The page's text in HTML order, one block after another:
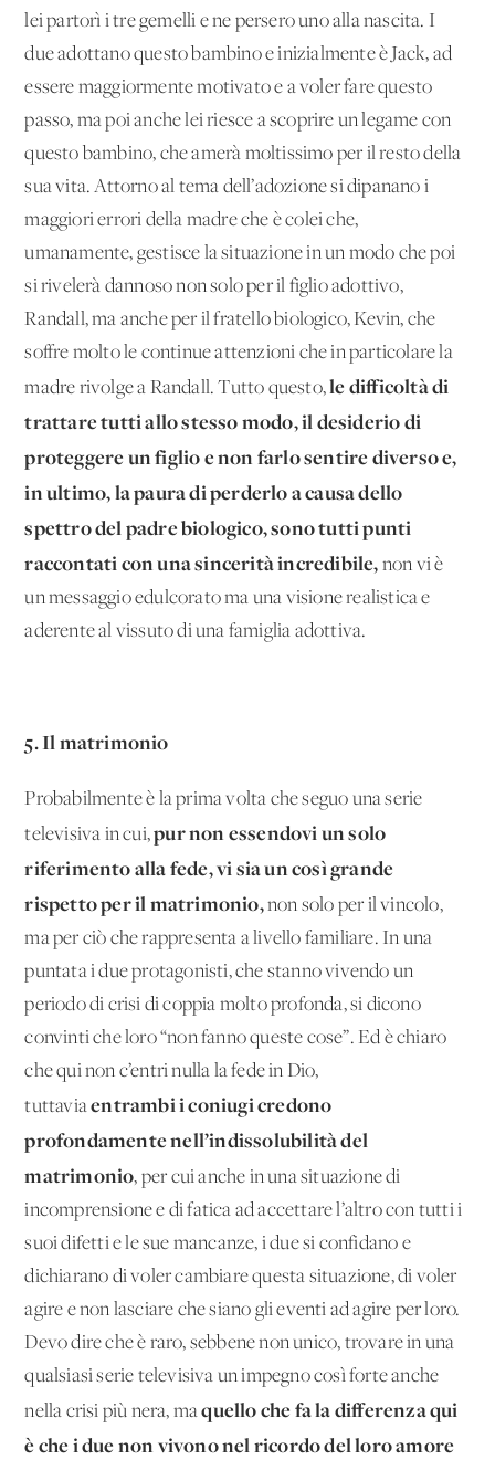
lei partorì i tre gemelli e ne persero uno alla nascita. I
due adottano questo bambino e inizialmente è Jack, ad
essere maggiormente motivato e a voler fare questo
passo, ma poi anche lei riesce a scoprire un legame con
questo bambino, che amerà moltissimo per il resto della
sua vita. Attorno al tema dell’adozione si dipanano i
maggiori errori della madre che è colei che,
umanamente, gestisce la situazione in un modo che poi
si rivelerà dannoso non solo per il figlio adottivo,
Randall, ma anche per il fratello biologico, Kevin, che
soffre molto le continue attenzioni che in particolare la
madre rivolge a Randall. Tutto questo,le difficoltà di
trattare tutti allo stesso modo, il desiderio di
proteggere un figlio e non farlo sentire diverso e,
in ultimo, la paura di perderlo a causa dello
spettro del padre biologico, sono tutti punti
raccontati con una sincerità incredibile, non vi è
un messaggio edulcorato ma una visione realistica e
aderente al vissuto di una famiglia adottiva.
5. Il matrimonio
Probabilmente è la prima volta che seguo una serie
televisiva in cui,pur non essendovi un solo
riferimento alla fede, vi sia un così grande
rispetto per il matrimonio,non solo per il vincolo,
ma per ciò che rappresenta a livello familiare. In una
puntata i due protagonisti, che stanno vivendo un
periodo di crisi di coppia molto profonda, si dicono
convinti che loro “non fanno queste cose”. Ed è chiaro
che qui non c’entri nulla la fede in Dio,
tuttaviaentrambi i coniugi credono
profondamente nell’indissolubilità del
matrimonio, per cui anche in una situazione di
incomprensione e di fatica ad accettare l’altro con tutti i
suoi difetti e le sue mancanze, i due si confidano e
dichiarano di voler cambiare questa situazione, di voler
agire e non lasciare che siano gli eventi ad agire per loro.
Devo dire che è raro, sebbene non unico, trovare in una
qualsiasi serie televisiva un impegno così forte anche
nella crisi più nera, maquello che fa la differenza qui
è che i due non vivono nel ricordo del loro amore